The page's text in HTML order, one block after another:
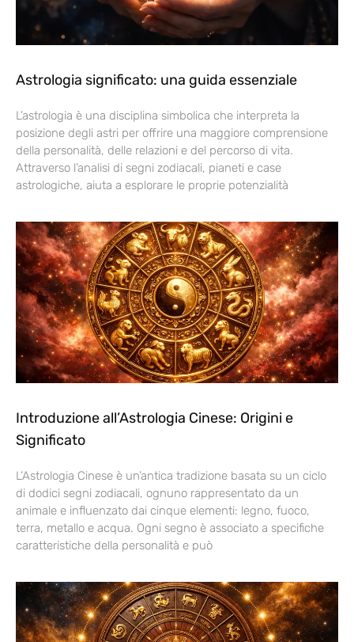
Astrologia significato: una guida essenziale
L’astrologia è una disciplina simbolica che interpreta la
posizione degli astri per offrire una maggiore comprensione
della personalità, delle relazioni e del percorso di vita.
Attraverso l’analisi di segni zodiacali, pianeti e case
astrologiche, aiuta a esplorare le proprie potenzialità
Introduzione all’Astrologia Cinese: Origini e
Significato
L’Astrologia Cinese è un’antica tradizione basata su un ciclo
di dodici segni zodiacali, ognuno rappresentato da un
animale e influenzato dai cinque elementi: legno, fuoco,
terra, metallo e acqua. Ogni segno è associato a specifiche
caratteristiche della personalità e può